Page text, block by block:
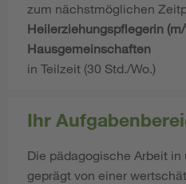
zum nächstmöglichen
Heilerziehungspflegerin
Hausgemeinschaften
in Teilzeit (30 Std./Wo.)
Ihr
Die pädagogische Arbeit
geprägt von einer